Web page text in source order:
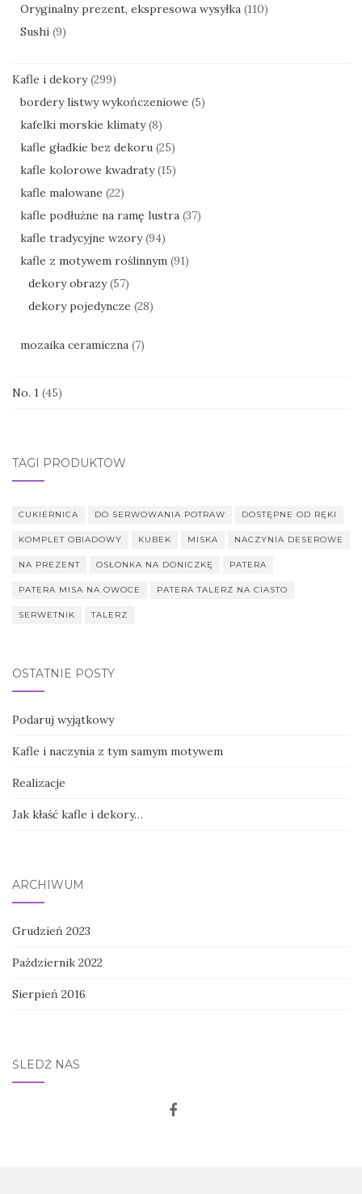
Oryginalny prezent, ekspresowa wysyłka (110)
Sushi (9)
Kafle i dekory (299)
bordery listwy wykończeniowe (5)
kafelki morskie klimaty (8)
kafle gładkie bez dekoru (25)
kafle kolorowe kwadraty (15)
kafle malowane (22)
kafle podłużne na ramę lustra (37)
kafle tradycyjne wzory (94)
kafle z motywem roślinnym (91)
dekory obrazy (57)
dekory pojedyncze (28)
mozaika ceramiczna (7)
No. 1 (45)
TAGI PRODUKTÓW
CUKIERNICA DO SERWOWANIA POTRAW DOSTĘPNE OD RĘKI
KOMPLET OBIADOWY KUBEK MISKA NACZYNIA DESEROWE
NA PREZENT OSŁONKA NA DONICZKĘ PATERA
PATERA MISA NA OWOCE PATERA TALERZ NA CIASTO
SERWETNIK TALERZ
OSTATNIE POSTY
Podaruj wyjątkowy
Kafle i naczynia z tym samym motywem
Realizacje
Jak kłaść kafle i dekory…
ARCHIWUM
Grudzień 2023
Październik 2022
Sierpień 2016
ŚLEDŹ NAS